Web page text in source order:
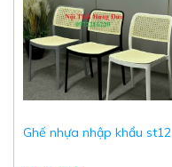
Ghế nhựa nhập khẩu st12